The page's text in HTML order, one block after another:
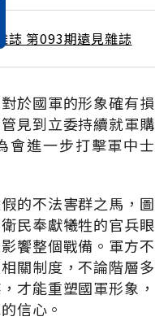
誌 第093期遠見雜誌
於國軍的形象確有損
見到立委持續就軍購
會進一步打擊軍中士
的不法害群之馬，圖
民奉獻犧牲的官兵眼
饗整個戰備。軍方不
關制度，不論階層多
才能重塑國軍形象，
信心。